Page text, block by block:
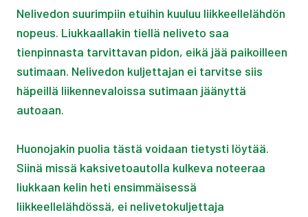
Nelivedon suurimpiin etuihin kuuluu liikkeellelähdön
nopeus. Liukkaallakin tiellä neliveto saa
tienpinnasta tarvittavan pidon, eikä jää paikoilleen
sutimaan. Nelivedon kuljettajan ei tarvitse siis
häpeillä liikennevaloissa sutimaan jäänyttä
autoaan.
Huonojakin puolia tästä voidaan tietysti löytää.
Siinä missä kaksivetoautolla kulkeva noteeraa
liukkaan kelin heti ensimmäisessä
liikkeellelähdössä, ei nelivetokuljettaja